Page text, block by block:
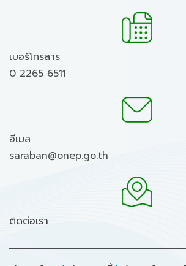
เบอร์โทรสาร
0 2265 6511
อีเมล
saraban@onep.go.th
ติดต่อเรา